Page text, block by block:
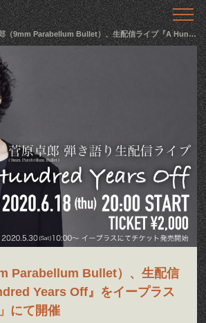
TOP
トップ
LLTV
動画番組
PODCAST
音声番組
ARTICLE
Parabellum Bullet）、生配信ライブ『A Hundred Years Off』をイープラス「Streaming+」にて開催
Parabellum Bullet）、生配信
Years Off』をイープラス
にて開催